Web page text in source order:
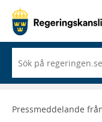
du
börjar
skriva
framträder
Pressmeddelande